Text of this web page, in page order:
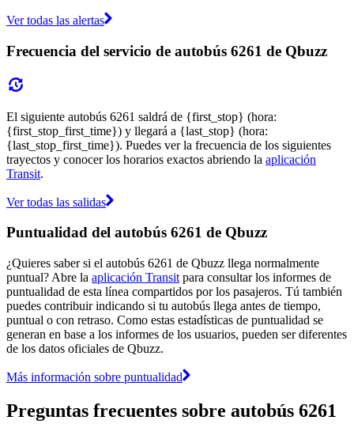
Ver todas las alertas
Frecuencia del servicio de autobús 6261 de Qbuzz
El siguiente autobús 6261 saldrá de {first_stop} (hora:
{first_stop_first_time}) y llegará a {last_stop} (hora:
{last_stop_first_time}). Puedes ver la frecuencia de los siguientes
trayectos y conocer los horarios exactos abriendo la aplicación
Transit.
Ver todas las salidas
Puntualidad del autobús 6261 de Qbuzz
¿Quieres saber si el autobús 6261 de Qbuzz llega normalmente
puntual? Abre la aplicación Transit para consultar los informes de
puntualidad de esta línea compartidos por los pasajeros. Tú también
puedes contribuir indicando si tu autobús llega antes de tiempo,
puntual o con retraso. Como estas estadísticas de puntualidad se
generan en base a los informes de los usuarios, pueden ser diferentes
de los datos oficiales de Qbuzz.
Más información sobre puntualidad
Preguntas frecuentes sobre autobús 6261